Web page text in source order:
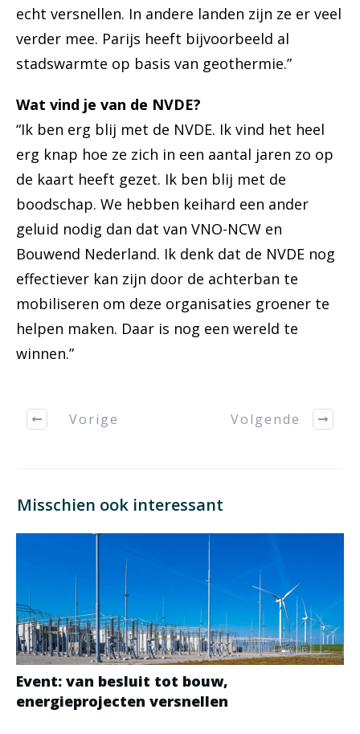
echt versnellen. In andere landen zijn ze er veel
verder mee. Parijs heeft bijvoorbeeld al
stadswarmte op basis van geothermie.”
Wat vind je van de NVDE?
“Ik ben erg blij met de NVDE. Ik vind het heel
erg knap hoe ze zich in een aantal jaren zo op
de kaart heeft gezet. Ik ben blij met de
boodschap. We hebben keihard een ander
geluid nodig dan dat van VNO-NCW en
Bouwend Nederland. Ik denk dat de NVDE nog
effectiever kan zijn door de achterban te
mobiliseren om deze organisaties groener te
helpen maken. Daar is nog een wereld te
winnen.”
Vorige Volgende
Misschien ook interessant
Event: van besluit tot bouw,
energieprojecten versnellen